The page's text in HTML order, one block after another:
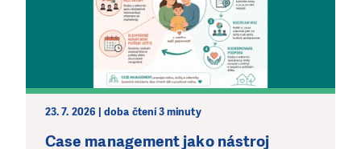
23. 7. 2026 | doba čtení 3 minuty
Case management jako nástroj